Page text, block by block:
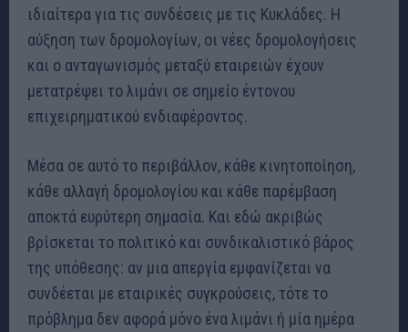
ιδιαίτερα για τις συνδέσεις με τις Κυκλάδες. Η
αύξηση των δρομολογίων, οι νέες δρομολογήσεις
και ο ανταγωνισμός μεταξύ εταιρειών έχουν
μετατρέψει το λιμάνι σε σημείο έντονου
επιχειρηματικού ενδιαφέροντος.
Μέσα σε αυτό το περιβάλλον, κάθε κινητοποίηση,
κάθε αλλαγή δρομολογίου και κάθε παρέμβαση
αποκτά ευρύτερη σημασία. Και εδώ ακριβώς
βρίσκεται το πολιτικό και συνδικαλιστικό βάρος
της υπόθεσης: αν μια απεργία εμφανίζεται να
συνδέεται με εταιρικές συγκρούσεις, τότε το
πρόβλημα δεν αφορά μόνο ένα λιμάνι ή μία ημέρα